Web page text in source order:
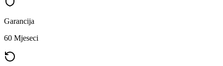
Garancija
60 Mjeseci